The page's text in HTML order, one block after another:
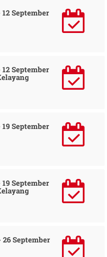
September
September
September
September
September